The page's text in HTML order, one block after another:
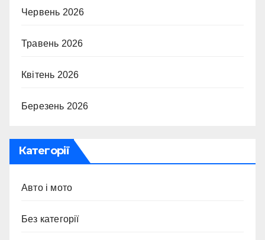
Червень 2026
Травень 2026
Квітень 2026
Березень 2026
Категорії
Авто і мото
Без категорії